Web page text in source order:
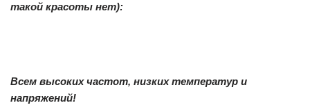
такой красоты нет):
Всем высоких частот, низких температур и
напряжений!